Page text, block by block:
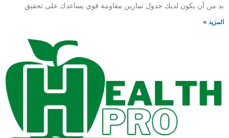
بد من أن يكون لديك جدول تمارين مقاومة قوي يساعدك على تحقيق
المزيد »